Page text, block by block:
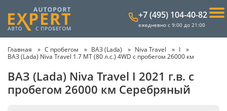
+7 (495) 104-40-82
ежедневно с 9:00 до 21:00
Главная С пробегом ВАЗ (Lada) Niva Travel
I
ВАЗ (Lada) Niva Travel 1.7 MT (80 л.с.) 4WD с пробегом 26000 км
ВАЗ (Lada) Niva Travel I 2021 г.в. с
пробегом 26000 км Серебряный